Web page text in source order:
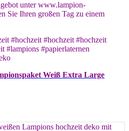
unter www.lampion-
Sie Ihren großen Tag zu einem
#hochzeit #hochzeit #hochzeit
#lampions #papierlaternen
Weiß Extra Large